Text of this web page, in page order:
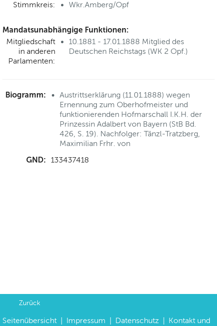
Stimmkreis: Wkr.Amberg/Opf
Mandatsunabhängige Funktionen:
Mitgliedschaft
in anderen
Parlamenten:
10.1881 - 17.01.1888 Mitglied des
Deutschen Reichstags (WK 2 Opf.)
Biogramm:
Austrittserklärung (11.01.1888) wegen
Ernennung zum Oberhofmeister und
funktionierenden Hofmarschall I.K.H. der
Prinzessin Adalbert von Bayern (StB Bd.
426, S. 19). Nachfolger: Tänzl-Tratzberg,
Maximilian Frhr. von
GND: 133437418
Zurück
Seitenübersicht Impressum Datenschutz Kontakt und